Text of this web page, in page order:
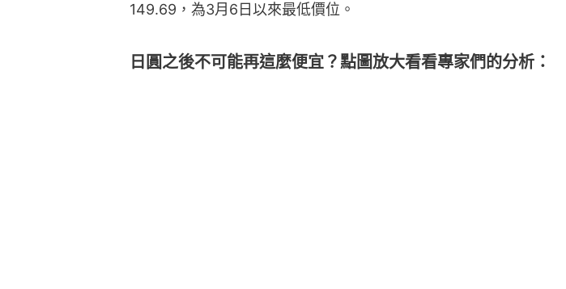
149.69，為3月6日以來最低價位。
日圓之後不可能再這麼便宜？點圖放大看看專家們的分析：